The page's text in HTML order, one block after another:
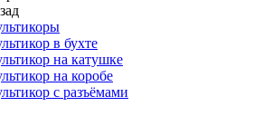
в бухте
на катушке
на коробе
с разъёмами